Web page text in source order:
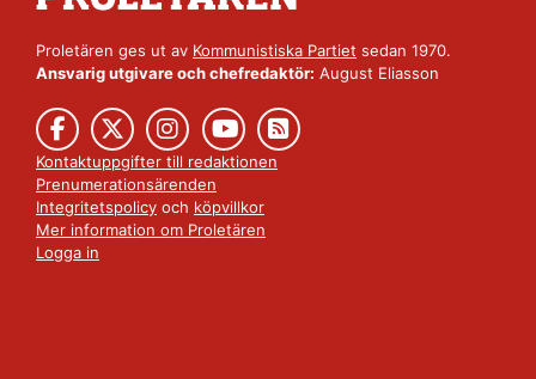
Proletären ges ut av Kommunistiska Partiet sedan 1970.
Ansvarig utgivare och chefredaktör: August Eliasson
Kontaktuppgifter till redaktionen
Prenumerationsärenden
Integritetspolicy och köpvillkor
Mer information om Proletären
Logga in